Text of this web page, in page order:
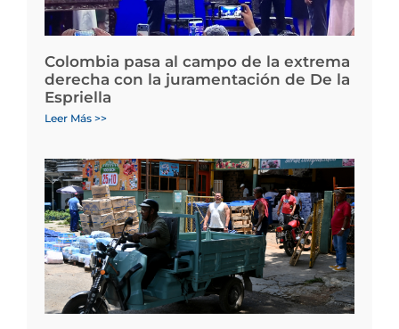
Colombia pasa al campo de la extrema
derecha con la juramentación de De la
Espriella
Leer Más >>